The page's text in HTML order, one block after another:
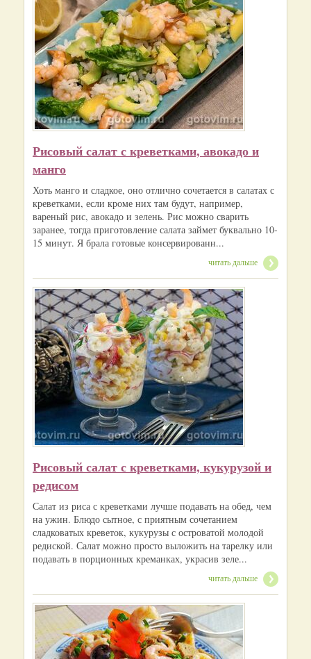
Рисовый салат с креветками, авокадо и
манго
Хоть манго и сладкое, оно отлично сочетается в салатах с
креветками, если кроме них там будут, например,
вареный рис, авокадо и зелень. Рис можно сварить
заранее, тогда приготовление салата займет буквально 10-
15 минут. Я брала готовые консервированн...
читать дальше
Рисовый салат с креветками, кукурузой и
редисом
Салат из риса с креветками лучше подавать на обед, чем
на ужин. Блюдо сытное, с приятным сочетанием
сладковатых креветок, кукурузы с островатой молодой
редиской. Салат можно просто выложить на тарелку или
подавать в порционных креманках, украсив зеле...
читать дальше